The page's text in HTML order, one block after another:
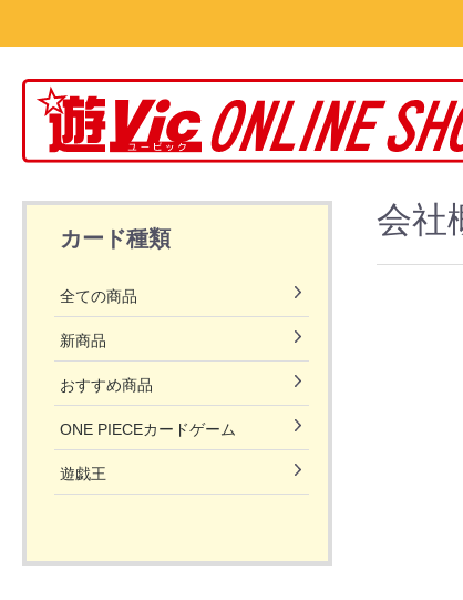
カード種類
全ての商品
新商品
おすすめ商品
ONE PIECEカードゲーム
エクストラブースター メ
ブースターパック 新時
アルティメットデッキ
アルティメットデッキ
スタートデッキ Side モ
スタートデッキ ビッグ・
遊戯王
会社